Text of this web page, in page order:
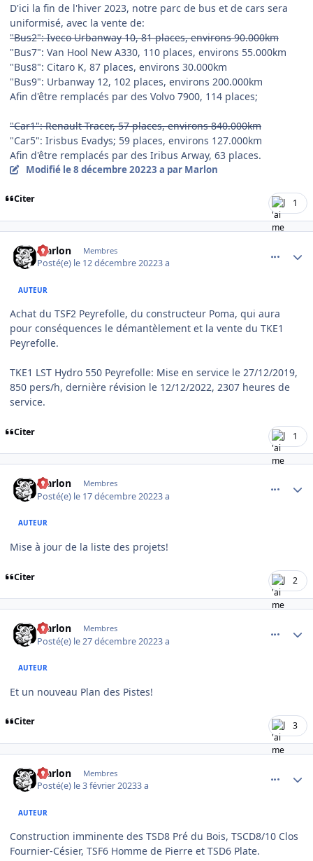
D'ici la fin de l'hiver 2023, notre parc de bus et de cars sera
uniformisé, avec la vente de:
"Bus2": Iveco Urbanway 10, 81 places, environs 90.000km
"Bus7": Van Hool New A330, 110 places, environs 55.000km
"Bus8": Citaro K, 87 places, environs 30.000km
"Bus9": Urbanway 12, 102 places, environs 200.000km
Afin d'être remplacés par des Volvo 7900, 114 places;
"Car1": Renault Tracer, 57 places, environs 840.000km
"Car5": Irisbus Evadys; 59 places, environs 127.000km
Afin d'être remplacés par des Iribus Arway, 63 places.
Modifié le 8 décembre 20223 a par Marlon
Citer 1
Marlon Membres
Posté(e) le 12 décembre 20223 a
AUTEUR
Achat du TSF2 Peyrefolle, du constructeur Poma, qui aura
pour conséquences le démantèlement et la vente du TKE1
Peyrefolle.
TKE1 LST Hydro 550 Peyrefolle: Mise en service le 27/12/2019,
850 pers/h, dernière révision le 12/12/2022, 2307 heures de
service.
Citer 1
Marlon Membres
Posté(e) le 17 décembre 20223 a
AUTEUR
Mise à jour de la liste des projets!
Citer 2
Marlon Membres
Posté(e) le 27 décembre 20223 a
AUTEUR
Et un nouveau Plan des Pistes!
Citer 3
Marlon Membres
Posté(e) le 3 février 20233 a
AUTEUR
Construction imminente des TSD8 Pré du Bois, TSCD8/10 Clos
Fournier-Césier, TSF6 Homme de Pierre et TSD6 Plate.